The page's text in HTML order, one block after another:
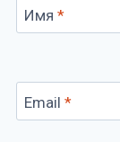
Имя *
Email *